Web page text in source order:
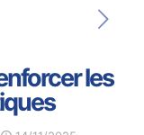
les